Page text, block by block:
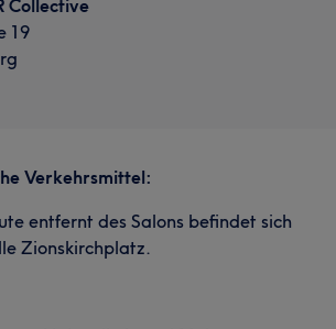
Collective
19
Verkehrsmittel:
entfernt des Salons befindet sich
Zionskirchplatz.